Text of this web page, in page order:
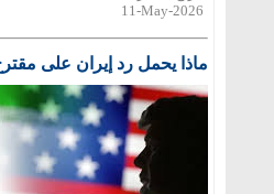
11-May-2026
ماذا يحمل رد إيران على